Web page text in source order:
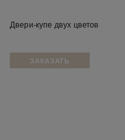
Двери-купе двух цветов
ЗАКАЗАТЬ